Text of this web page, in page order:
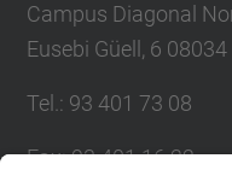
Campus Diagonal
Eusebi Güell, 6
Tel. : 93 401 73 08
Fax:93 401 16 22